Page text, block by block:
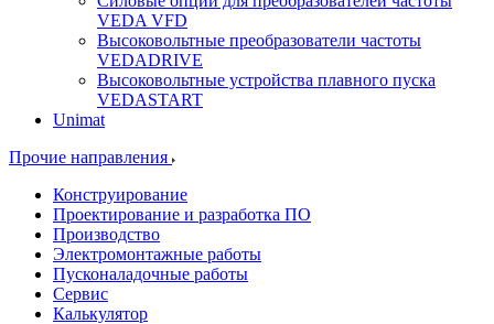
VEDA VFD
Высоковольтные преобразователи частоты
VEDADRIVE
Высоковольтные устройства плавного пуска
VEDASTART
Unimat
Прочие направления
Конструирование
Проектирование и разработка ПО
Производство
Электромонтажные работы
Пусконаладочные работы
Сервис
Калькулятор